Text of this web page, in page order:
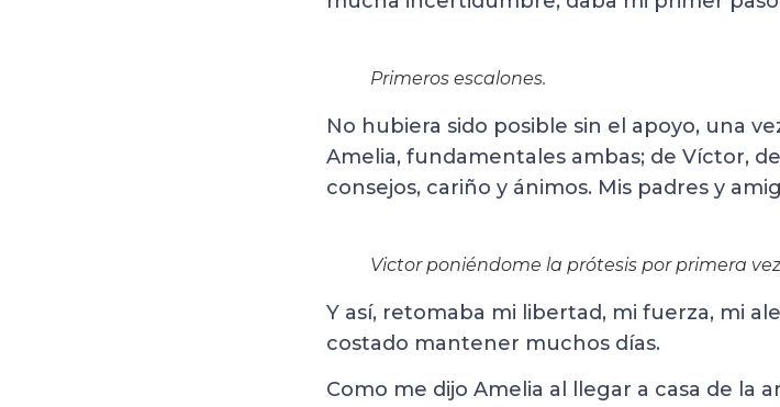
Primeros escalones.
No hubiera sido posible sin el apoyo, una
Amelia, fundamentales ambas; de Víctor,
consejos, cariño y ánimos. Mis padres y
Victor poniéndome la prótesis por primera
Y así, retomaba mi libertad, mi fuerza, mi
costado mantener muchos días.
Como me dijo Amelia al llegar a casa de la